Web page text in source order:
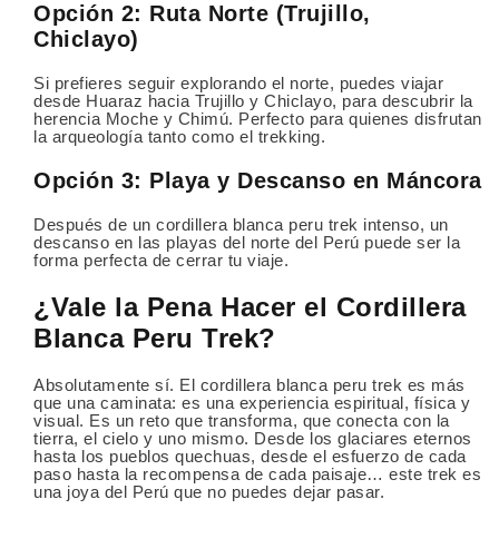
Opción 2: Ruta Norte (Trujillo,
Chiclayo)
Si prefieres seguir explorando el norte, puedes viajar
desde Huaraz hacia Trujillo y Chiclayo, para descubrir la
herencia Moche y Chimú. Perfecto para quienes disfrutan
la arqueología tanto como el trekking.
Opción 3: Playa y Descanso en Máncora
Después de un cordillera blanca peru trek intenso, un
descanso en las playas del norte del Perú puede ser la
forma perfecta de cerrar tu viaje.
¿Vale la Pena Hacer el Cordillera
Blanca Peru Trek?
Absolutamente sí. El cordillera blanca peru trek es más
que una caminata: es una experiencia espiritual, física y
visual. Es un reto que transforma, que conecta con la
tierra, el cielo y uno mismo. Desde los glaciares eternos
hasta los pueblos quechuas, desde el esfuerzo de cada
paso hasta la recompensa de cada paisaje… este trek es
una joya del Perú que no puedes dejar pasar.